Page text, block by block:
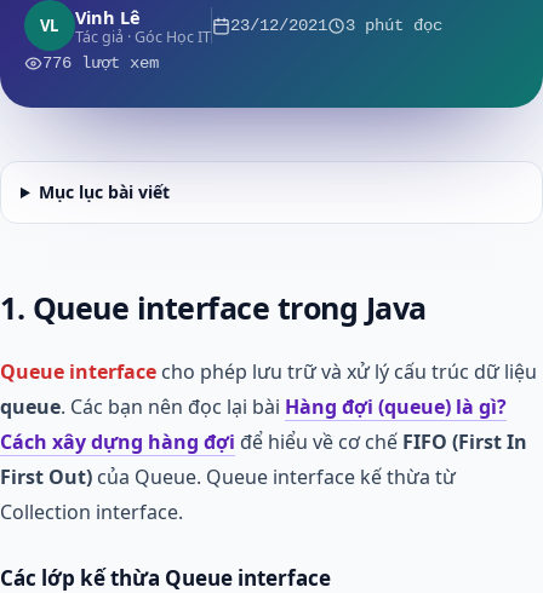
VL Vinh Lê
Tác giả · Góc Học IT
23/12/2021 3 phút đọc
776 lượt xem
Mục lục bài viết
1. Queue interface trong Java
Queue interface cho phép lưu trữ và xử lý cấu trúc dữ liệu
queue. Các bạn nên đọc lại bài Hàng đợi (queue) là gì?
Cách xây dựng hàng đợi để hiểu về cơ chế FIFO (First In
First Out) của Queue. Queue interface kế thừa từ
Collection interface.
Các lớp kế thừa Queue interface